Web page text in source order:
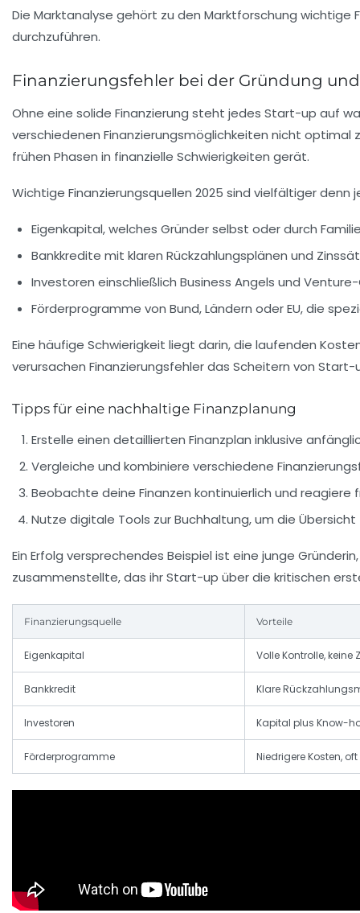
Die Marktanalyse gehört zu den Marktforschung wichtige
durchzuführen.
Finanzierungsfehler bei der Gründung
Ohne eine solide Finanzierung steht jedes Start-up auf
verschiedenen Finanzierungsmöglichkeiten nicht optimal
frühen Phasen in finanzielle Schwierigkeiten gerät.
Wichtige Finanzierungsquellen 2025 sind vielfältiger denn
Eigenkapital, welches Gründer selbst oder durch
Bankkredite mit klaren Rückzahlungsplänen und
Investoren einschließlich Business Angels und
Förderprogramme von Bund, Ländern oder EU, die
Eine häufige Schwierigkeit liegt darin, die laufenden
verursachen Finanzierungsfehlerdas Scheitern von Start-
Tipps für eine nachhaltige Finanzplanung
Erstelle einen detaillierten Finanzplan inklusive
Vergleiche und kombiniere verschiedene
Beobachte deine Finanzen kontinuierlich und reagiere
Nutze digitale Tools zur Buchhaltung, um die
Ein Erfolg versprechendes Beispiel ist eine junge
zusammenstellte, das ihr Start-up über die kritischen
Finanzierungsquelle Vorteile
Eigenkapital Volle Kontrolle, keine
Bankkredit Klare
Investoren Kapital plus Know-
Förderprogramme Niedrigere Kosten,